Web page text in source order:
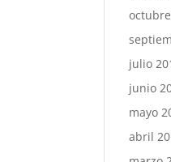
julio
junio
mayo
abril